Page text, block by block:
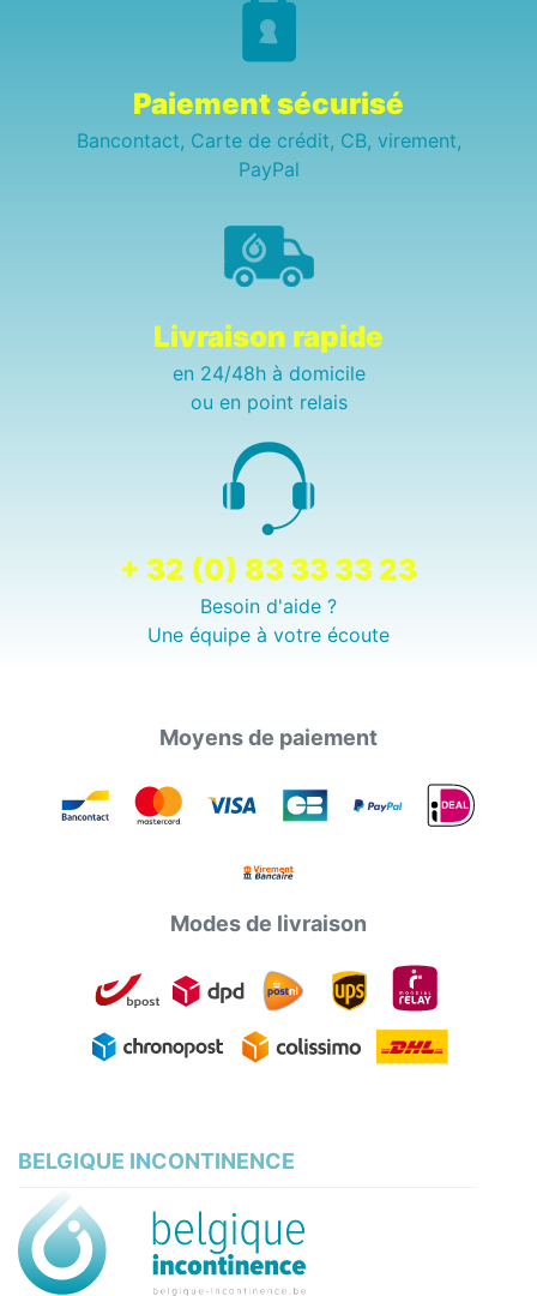
Paiement sécurisé
Bancontact, Carte de crédit, CB, virement,
PayPal
Livraison rapide
en 24/48h à domicile
ou en point relais
+ 32 (0) 83 33 33 23
Besoin d'aide ?
Une équipe à votre écoute
Moyens de paiement
Modes de livraison
BELGIQUE INCONTINENCE